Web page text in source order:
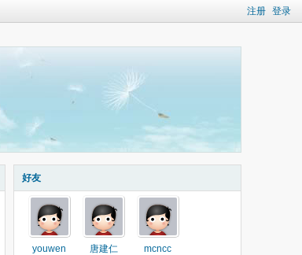
注册 登录
好友
youwen 唐建仁 mcncc